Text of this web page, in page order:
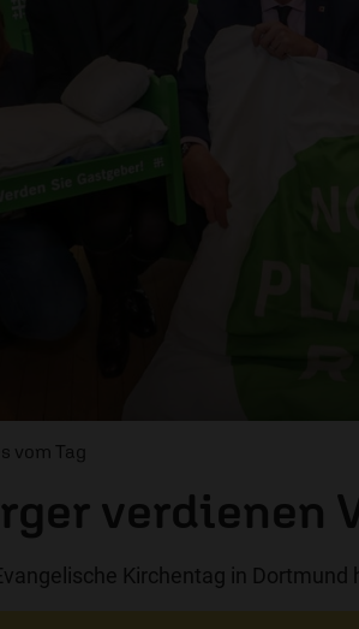
vom Tag
verdienen
Kirchentag in Dortmund